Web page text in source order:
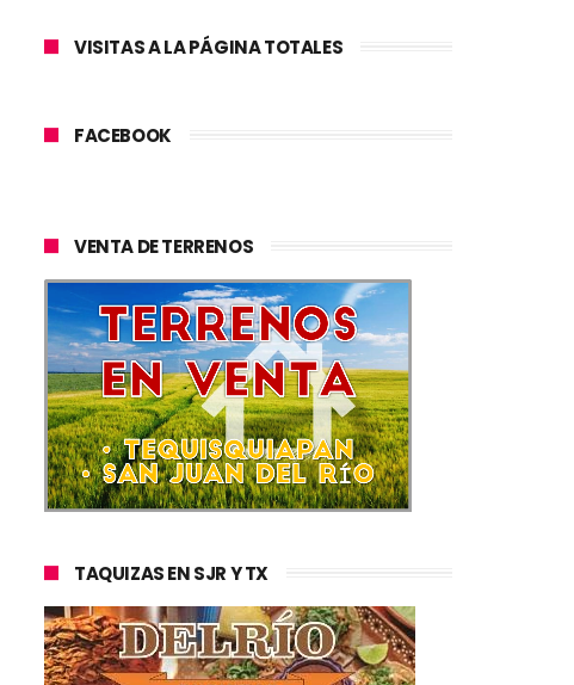
VISITAS A LA PÁGINA TOTALES
FACEBOOK
VENTA DE TERRENOS
TAQUIZAS EN SJR Y TX